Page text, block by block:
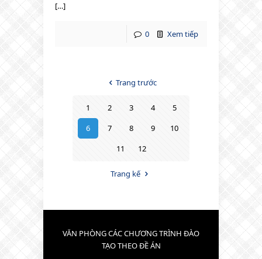
[…]
0 Xem tiếp
Trang trước
1 2 3 4
5
6
7 8 9
10
11
12
Trang kế
VĂN PHÒNG CÁC CHƯƠNG TRÌNH ĐÀO
TẠO THEO ĐỀ ÁN